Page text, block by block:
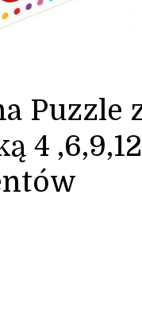
Puzzle
4 ,6,9,12